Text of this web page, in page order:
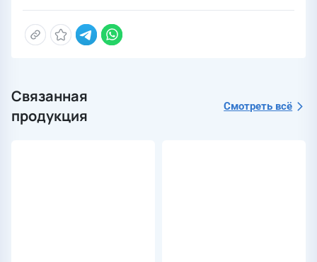
Связанная
продукция
Смотреть всё